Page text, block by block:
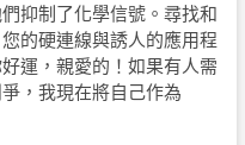
抑制了化學信號。尋找和
的硬連線與誘人的應用程
運，親愛的！如果有人需
，我現在將自己作為